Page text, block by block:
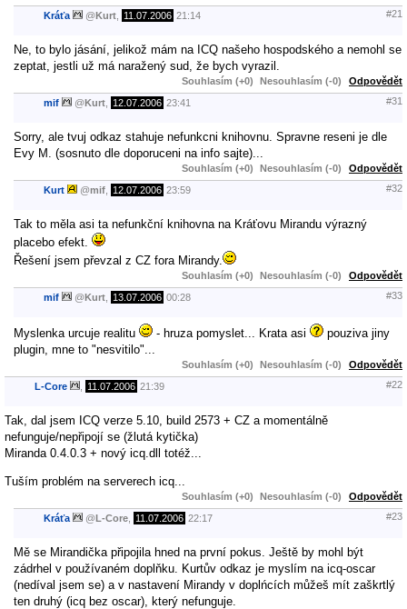
Kráťa @Kurt 11.07.2006 21:14 #21
Ne, to bylo jásání, jelikož mám na ICQ našeho hospodského a nemohl se
zeptat, jestli už má naražený sud, že bych vyrazil.
Souhlasím (+0) Nesouhlasím (-0) Odpovědět
mif @Kurt 12.07.2006 23:41 #31
Sorry, ale tvuj odkaz stahuje nefunkcni knihovnu. Spravne reseni je dle
Evy M. (sosnuto dle doporuceni na info sajte)...
Souhlasím (+0) Nesouhlasím (-0) Odpovědět
Kurt @mif 12.07.2006 23:59 #32
Tak to měla asi ta nefunkční knihovna na Kráťovu Mirandu výrazný
placebo efekt.
Řešení jsem převzal z CZ fora Mirandy.
Souhlasím (+0) Nesouhlasím (-0) Odpovědět
mif @Kurt 13.07.2006 00:28 #33
Myslenka urcuje realitu - hruza pomyslet... Krata asi
pouziva jiny
plugin, mne to "nesvitilo"...
Souhlasím (+0) Nesouhlasím (-0) Odpovědět
L-Core 11.07.2006 21:39 #22
Tak, dal jsem ICQ verze 5.10, build 2573 + CZ a momentálně
nefunguje/nepřipojí se (žlutá kytička)
Miranda 0.4.0.3 + nový icq.dll totéž...
Tuším problém na serverech icq...
Souhlasím (+0) Nesouhlasím (-0) Odpovědět
Kráťa @L-Core 11.07.2006 22:17 #23
Mě se Mirandička připojila hned na první pokus. Ještě by mohl být
zádrhel v používaném doplňku. Kurtův odkaz je myslím na icq-oscar
(nedíval jsem se) a v nastavení Mirandy v doplńcích můžeš mít zaškrtlý
ten druhý (icq bez oscar), který nefunguje.